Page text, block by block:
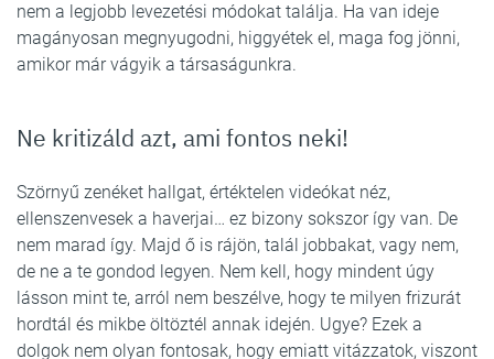
nem a legjobb levezetési módokat találja. Ha van ideje
magányosan megnyugodni, higgyétek el, maga fog jönni,
amikor már vágyik a társaságunkra.
Ne kritizáld azt, ami fontos neki!
Szörnyű zenéket hallgat, értéktelen videókat néz,
ellenszenvesek a haverjai… ez bizony sokszor így van. De
nem marad így. Majd ő is rájön, talál jobbakat, vagy nem,
de ne a te gondod legyen. Nem kell, hogy mindent úgy
lásson mint te, arról nem beszélve, hogy te milyen frizurát
hordtál és mikbe öltöztél annak idején. Ugye? Ezek a
dolgok nem olyan fontosak, hogy emiatt vitázzatok, viszont